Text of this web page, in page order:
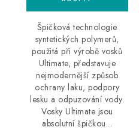
Špičková technologie
syntetických polymerů,
použitá při výrobě vosků
Ultimate, představuje
nejmodernější způsob
ochrany laku, podpory
lesku a odpuzování vody.
Vosky Ultimate jsou
absolutní špičkou...